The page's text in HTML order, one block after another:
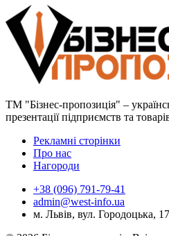
ТМ "Бізнес-пропозиція" –
презентації підприємств та
Рекламні сторінки
Про нас
Нагороди
+38 (096) 791-79-41
admin@west-info.ua
м. Львів, вул. Городоцька,